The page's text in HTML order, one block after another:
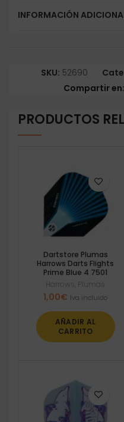
INFORMACIÓN
SKU: 52690
Compartir en
PRODUCTOS
Dartstore Plumas
Harrows Darts Flights
Prime Blue 4 7501
Harrows Plumas
1,00€ Iva incluido
AÑADIR AL
CARRITO